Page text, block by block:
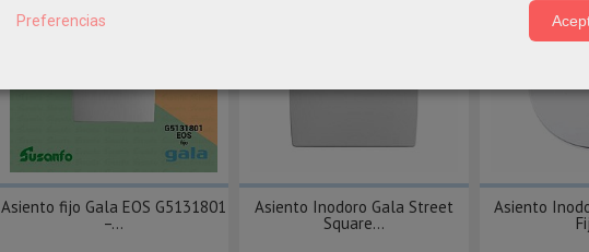
Asiento fijo Gala EOS G5131801
–...
Asiento Inodoro Gala Street
Square...
Asiento
Preferencias